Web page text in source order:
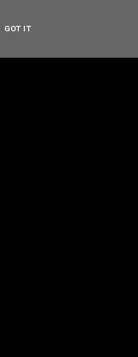
GOT IT